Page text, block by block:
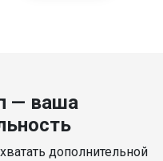
— ваша
дополнительной